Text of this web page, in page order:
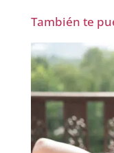
También te